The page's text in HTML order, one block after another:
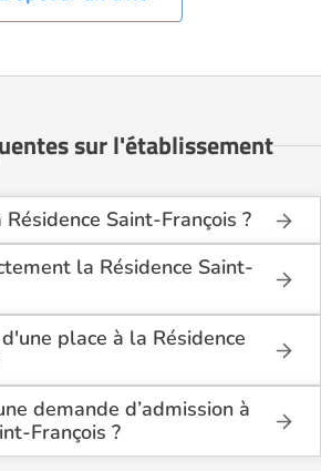
sur l'établissement
Saint-François ?
François est une maison de
de type hébergement
temporaire , située à
la Résidence Saint-
François est située 816 Rue
dans le Var (83).
place à la Résidence
François propose des
simple à partir de 2 449€
double à partir de 2 077€
demande d’admission à
François ?
directement via le formulaire